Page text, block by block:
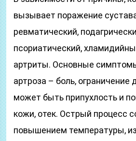
вызывает поражение
ревматический,
псориатический,
артриты. Основные
артроза – боль, ограничение
может быть припухлость и
кожи, отек. Острый процесс
повышением температуры,